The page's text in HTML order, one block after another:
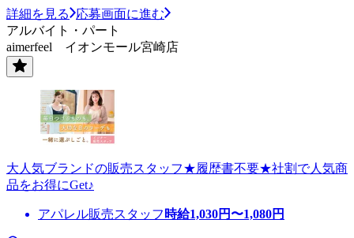
詳細を見る
応募画面に進む
アルバイト・パート
aimerfeel イオンモール宮崎店
大人気ブランドの販売スタッフ★履歴書不要★社割で人気商
品をお得にGet♪
アパレル販売スタッフ 時給1,030円〜1,080円